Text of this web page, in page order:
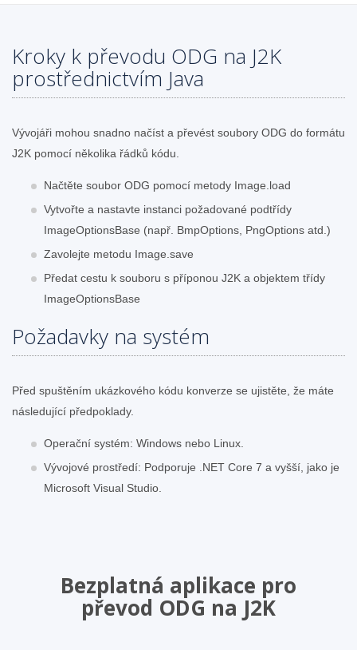
Kroky k převodu ODG na J2K
prostřednictvím Java
Vývojáři mohou snadno načíst a převést soubory ODG do formátu
J2K pomocí několika řádků kódu.
Načtěte soubor ODG pomocí metody Image.load
Vytvořte a nastavte instanci požadované podtřídy
ImageOptionsBase (např. BmpOptions, PngOptions atd.)
Zavolejte metodu Image.save
Předat cestu k souboru s příponou J2K a objektem třídy
ImageOptionsBase
Požadavky na systém
Před spuštěním ukázkového kódu konverze se ujistěte, že máte
následující předpoklady.
Operační systém: Windows nebo Linux.
Vývojové prostředí: Podporuje .NET Core 7 a vyšší, jako je
Microsoft Visual Studio.
Bezplatná aplikace pro
převod ODG na J2K